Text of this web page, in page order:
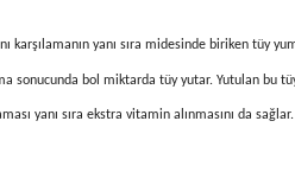
yanı sıra midesinde biriken tüy
sonucunda bol miktarda tüy yutar. Yutulan
yanı sıra ekstra vitamin alınmasını da